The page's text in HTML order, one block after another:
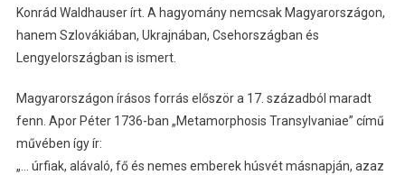
Konrád Waldhauser írt. A hagyomány nemcsak Magyarországon,
hanem Szlovákiában, Ukrajnában, Csehországban és
Lengyelországban is ismert.
Magyarországon írásos forrás először a 17. századból maradt
fenn. Apor Péter 1736-ban „Metamorphosis Transylvaniae” című
művében így ír:
„… úrfiak, alávaló, fő és nemes emberek húsvét másnapján, azaz